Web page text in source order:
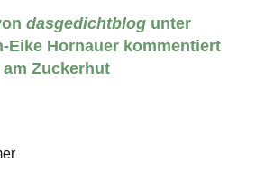
dasgedichtblog unter
Eike Hornauer kommentiert
Zuckerhut